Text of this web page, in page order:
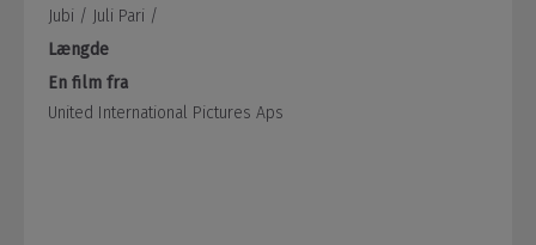
Jubi / Juli Pari /
Længde
En film fra
United International Pictures Aps